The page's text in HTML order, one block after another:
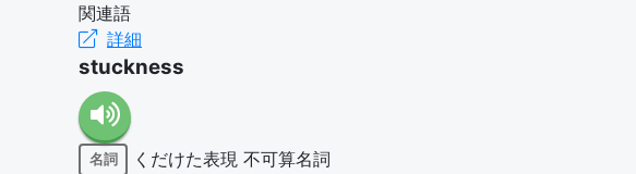
関連語
詳細
stuckness
名詞 くだけた表現 不可算名詞